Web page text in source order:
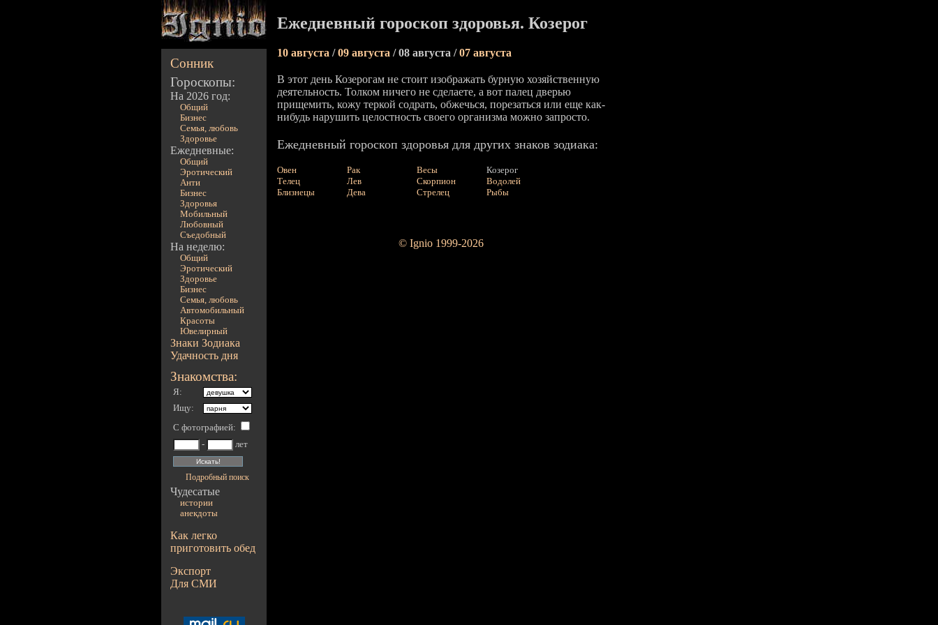
Сонник
Гороскопы:
На 2026 год:
Общий
Бизнес
Семья, любовь
Здоровье
Ежедневные:
Общий
Эротический
Анти
Бизнес
Здоровья
Мобильный
Любовный
Съедобный
На неделю:
Общий
Эротический
Здоровье
Бизнес
Семья, любовь
Автомобильный
Красоты
Ювелирный
Знаки Зодиака
Удачность дня
Знакомства:
Я:
Ищу:
С фотографией:
-
лет
Подробный поиск
Чудесатые
истории
анекдоты
Как легко
приготовить обед
Экспорт
Для СМИ
Ежедневный гороскоп здоровья. Козерог
10 августа /09 августа / 08 августа /07 августа
В этот день Козерогам не стоит изображать бурную хозяйственную
деятельность. Толком ничего не сделаете, а вот палец дверью
прищемить, кожу теркой содрать, обжечься, порезаться или еще как-
нибудь нарушить целостность своего организма можно запросто.
Ежедневный гороскоп здоровья для других знаков зодиака:
Овен
Телец
Близнецы
Рак
Лев
Дева
Весы
Скорпион
Стрелец
Козерог
Водолей
Рыбы
© Ignio 1999-2026